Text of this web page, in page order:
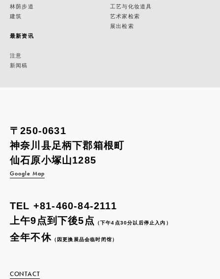
林荫步道
建筑
最新资讯
注意
新闻稿
工艺与化妆道具
艺术家检索
展出检索
〒250-0631
神奈川县足柄下郡箱根町
仙石原小塚山1285
Google Map
TEL +81-460-84-2111
上午9点到下後5点
（下午4点30分以后停止入内）
全年不休（因更換展品会临时闭馆）
CONTACT